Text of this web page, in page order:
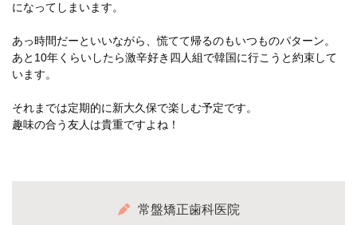
になってしまいます。
あっ時間だーといいながら、慌てて帰るのもいつものパターン。
あと10年くらいしたら激辛好き四人組で韓国に行こうと約束して
います。
それまでは定期的に新大久保で楽しむ予定です。
趣味の合う友人は貴重ですよね！
常盤矯正歯科医院